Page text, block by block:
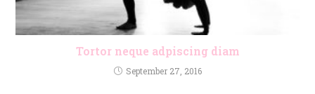
Tortor neque adpiscing diam
September 27, 2016